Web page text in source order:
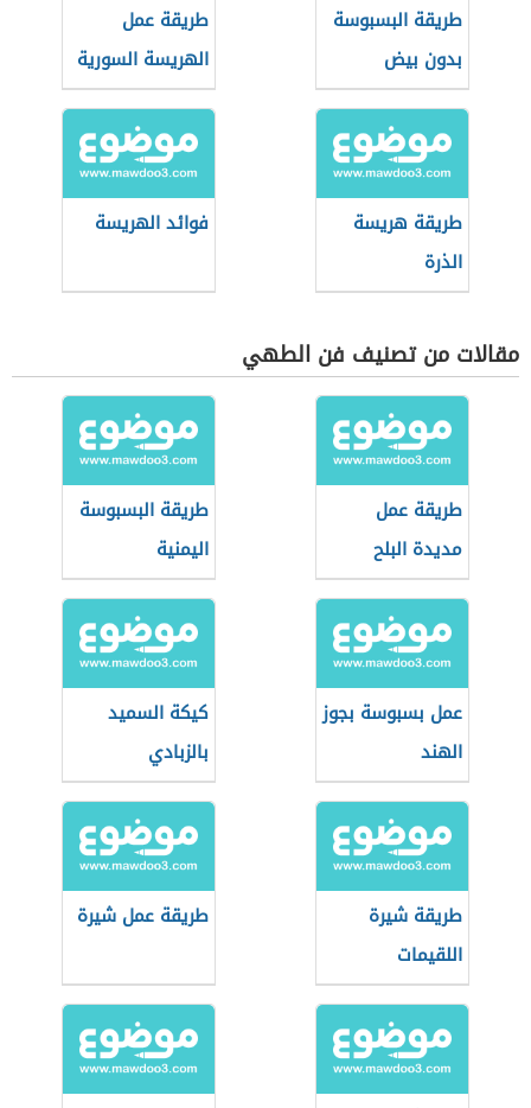
طريقة البسبوسة
بدون بيض
طريقة عمل
الهريسة السورية
طريقة هريسة
الذرة
فوائد الهريسة
مقالات من تصنيف فن الطهي
طريقة عمل
مديدة البلح
طريقة البسبوسة
اليمنية
عمل بسبوسة بجوز
الهند
كيكة السميد
بالزبادي
طريقة شيرة
اللقيمات
طريقة عمل شيرة